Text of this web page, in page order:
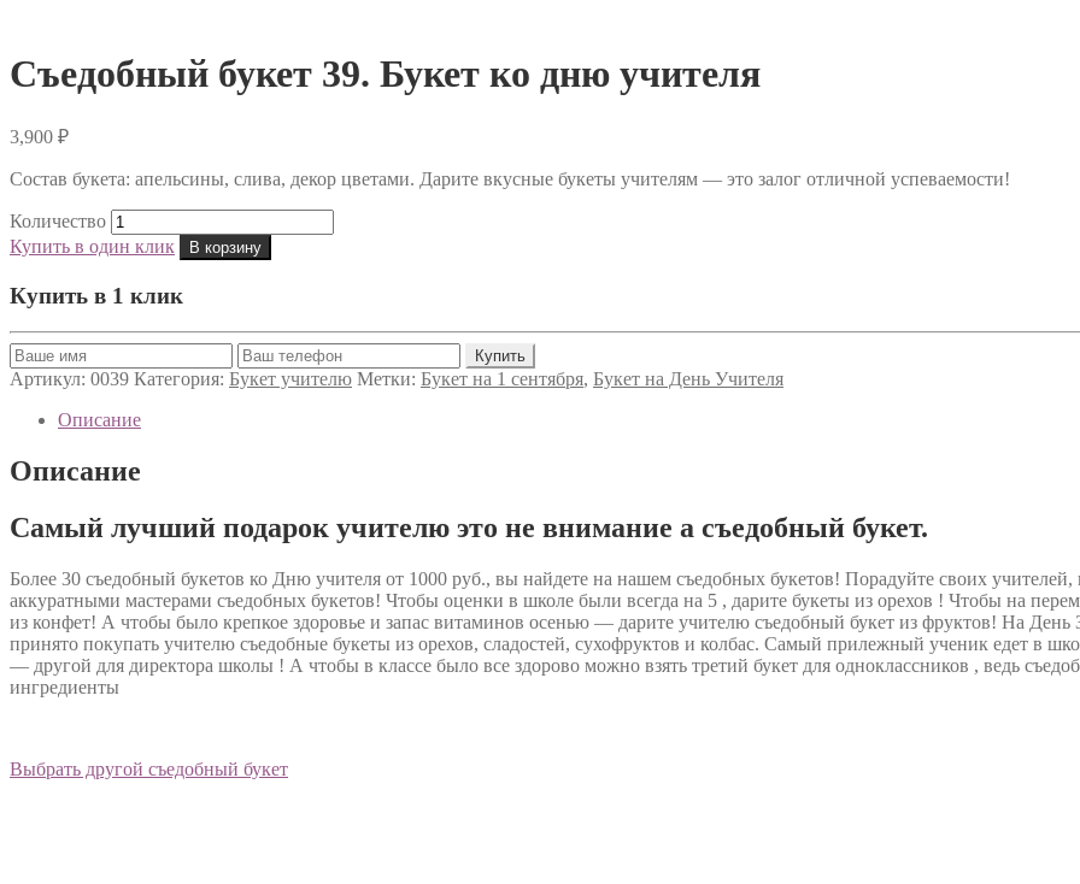
Съедобный букет 39. Букет ко дню учителя
3,900 ₽
Состав букета: апельсины, слива, декор цветами. Дарите вкусные букеты учителям — это залог отличной успеваемости!
Количество
Купить в один клик
В корзину
Купить в 1 клик
Артикул: 0039 Категория: Букет учителю Метки: Букет на 1 сентября, Букет на День Учителя
Описание
Описание
Самый лучший подарок учителю это не внимание а съедобный букет.
Более 30 съедобный букетов ко Дню учителя от 1000 руб., вы найдете на нашем съедобных букетов! Порадуйте своих
аккуратными мастерами съедобных букетов! Чтобы оценки в школе были всегда на 5 , дарите букеты из орехов ! Чтобы на
из конфет! А чтобы было крепкое здоровье и запас витаминов осенью — дарите учителю съедобный букет из фруктов! На
принято покупать учителю съедобные букеты из орехов, сладостей, сухофруктов и колбас. Самый прилежный ученик едет в
— другой для директора школы ! А чтобы в классе было все здорово можно взять третий букет для одноклассников , ведь
ингредиенты
Выбрать другой съедобный букет